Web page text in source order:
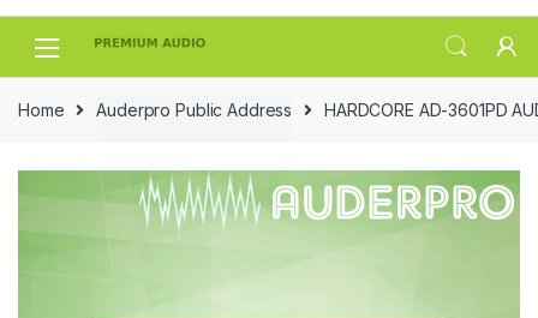
Skip
Skip
Home Auderpro Public Address HARDCORE AD-3601PD